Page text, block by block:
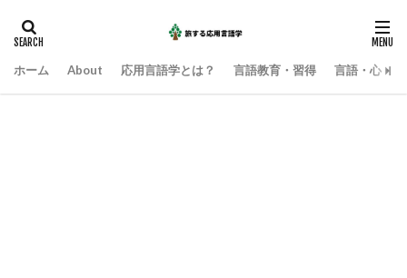
ホーム About 応用言語学とは？ 言語教育・習得 言語・心・